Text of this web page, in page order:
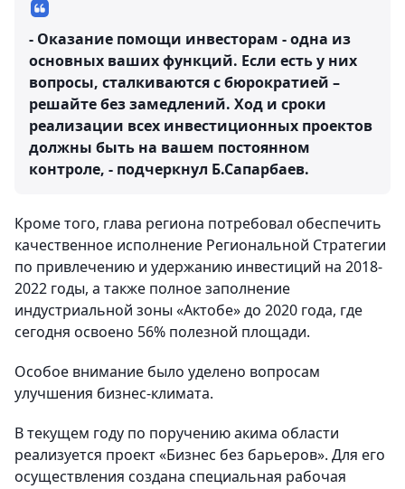
- Оказание помощи инвесторам - одна из
основных ваших функций. Если есть у них
вопросы, сталкиваются с бюрократией –
решайте без замедлений. Ход и сроки
реализации всех инвестиционных проектов
должны быть на вашем постоянном
контроле, - подчеркнул Б.Сапарбаев.
Кроме того, глава региона потребовал обеспечить
качественное исполнение Региональной Стратегии
по привлечению и удержанию инвестиций на 2018-
2022 годы, а также полное заполнение
индустриальной зоны «Актобе» до 2020 года, где
сегодня освоено 56% полезной площади.
Особое внимание было уделено вопросам
улучшения бизнес-климата.
В текущем году по поручению акима области
реализуется проект «Бизнес без барьеров». Для его
осуществления создана специальная рабочая